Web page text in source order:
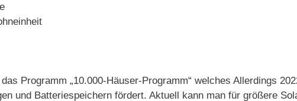
Programm „10.000-Häuser-Programm“ welches Allerdings
und Batteriespeichern fördert. Aktuell kann man für größere